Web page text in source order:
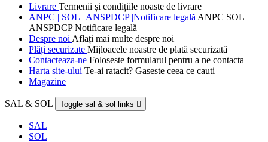
Livrare Termenii și condițiile noaste de livrare
ANPC | SOL | ANSPDCP |Notificare legală ANPC SOL
ANSPDCP Notificare legală
Despre noi Aflați mai multe despre noi
Plăți securizate Mijloacele noastre de plată securizată
Contacteaza-ne Foloseste formularul pentru a ne contacta
Harta site-ului Te-ai ratacit? Gaseste ceea ce cauti
Magazine
SAL & SOL Toggle sal & sol links 
SAL
SOL